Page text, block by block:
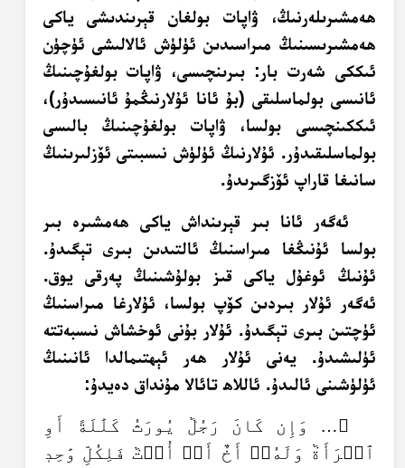
ھەمشىرىلەرنىڭ، ۋاپات بولغان قېرىندىشى ياكى
ھەمشىرىسىنىڭ مىراسىدىن ئۈلۈش ئالالىشى ئۈچۈن
ئىككى شەرت بار: بىرىنچىسى، ۋاپات بولغۇچىنىڭ
ئانىسى بولماسلىقى (بۇ ئانا ئۇلارنىڭمۇ ئانىسىدۇر)،
ئىككىنچىسى بولسا، ۋاپات بولغۇچىنىڭ بالىسى
بولماسلىقىدۇر. ئۇلارنىڭ ئۈلۈش نىسبىتى ئۆزلىرىنىڭ
سانىغا قاراپ ئۆزگىرىدۇ.
ئەگەر ئانا بىر قېرىنداش ياكى ھەمشىرە بىر
بولسا ئۇنىڭغا مىراسنىڭ ئالتىدىن بىرى تېگىدۇ.
ئۇنىڭ ئوغۇل ياكى قىز بولۇشىنىڭ پەرقى يوق.
ئەگەر ئۇلار بىردىن كۆپ بولسا، ئۇلارغا مىراسنىڭ
ئۈچتىن بىرى تېگىدۇ. ئۇلار بۇنى ئوخشاش نىسبەتتە
ئۈلىشىدۇ. يەنى ئۇلار ھەر ئېھتىمالدا ئانىنىڭ
ئۈلۈشىنى ئالىدۇ. ئاللاھ تائالا مۇنداق دەيدۇ:
﴿… وَإِن كَانَ رَجُلٞ يُورَثُ كَلَٰلَةً أَوِ
ٱمۡرَأَةٞ وَلَهُۥٓ أَخٌ أَوۡ أُخۡتٞ فَلِكُلِّ وَٰحِدٖ